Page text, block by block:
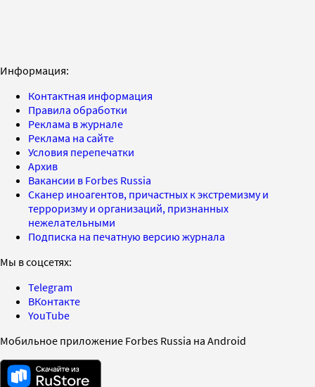
Информация:
Контактная информация
Правила обработки
Реклама в журнале
Реклама на сайте
Условия перепечатки
Архив
Вакансии в Forbes Russia
Сканер иноагентов, причастных к экстремизму и
терроризму и организаций, признанных
нежелательными
Подписка на печатную версию журнала
Мы в соцсетях:
Telegram
ВКонтакте
YouTube
Мобильное приложение Forbes Russia на Android